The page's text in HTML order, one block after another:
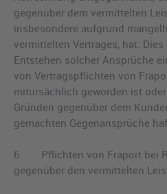
gegenüber dem vermittelten
insbesondere aufgrund
vermittelten Vertrages, hat.
Entstehen solcher Ansprüche
von Vertragspflichten von
mitursächlich geworden ist
Gründen gegenüber dem
gemachten Gegenansprüche
6. Pflichten von Fraport bei
gegenüber den vermittelten